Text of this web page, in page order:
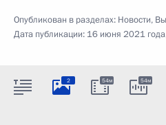
Опубликован в разделах: Новости,
Дата публикации: 16 июня 2021
2 54м 54м